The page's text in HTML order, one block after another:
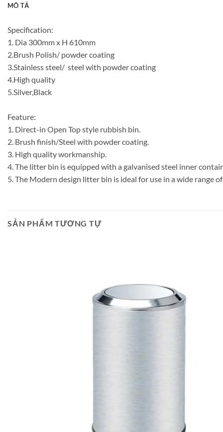
MÔ TẢ
Specification:
1. Dia 300mm x H 610mm
2.Brush Polish/ powder coating
3.Stainless steel/ steel with powder coating
4.High quality
5.Silver,Black
Feature:
1. Direct-in Open Top style rubbish bin.
2. Brush finish/Steel with powder coating.
3. High quality workmanship.
4. The litter bin is equipped with a galvanised steel inner
5. The Modern design litter bin is ideal for use in a wide range
SẢN PHẨM TƯƠNG TỰ